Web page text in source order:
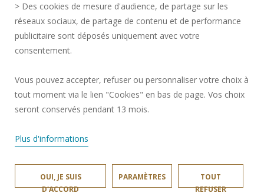
ACCESSIBILITÉ
Rejoignez-nous!
> Des cookies de mesure d'audience, de partage sur les
réseaux sociaux, de partage de contenu et de performance
publicitaire sont déposés uniquement avec votre
consentement.
Vous pouvez accepter, refuser ou personnaliser votre choix à
tout moment via le lien "Cookies" en bas de page. Vos choix
seront conservés pendant 13 mois.
Plus d'informations
OUI, JE SUIS
D'ACCORD
PARAMÈTRES
TOUT
REFUSER